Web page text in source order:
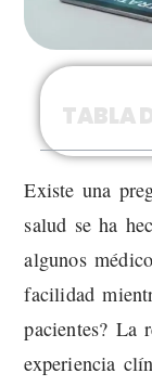
TABLA
Existe una
salud se ha
algunos
facilidad
pacientes? La
experiencia